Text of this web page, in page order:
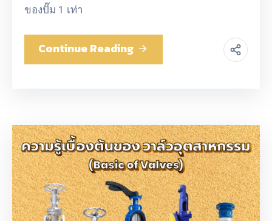
ของปั๊ม 1 เท่า
Continue Reading